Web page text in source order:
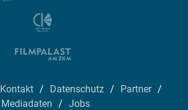
Kontakt Datenschutz
Partner
Mediadaten
Jobs